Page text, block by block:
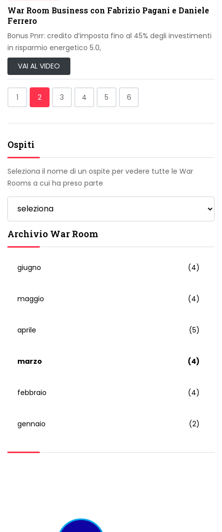
War Room Business con Fabrizio Pagani e Daniele
Ferrero
Bonus Pnrr: credito d’imposta fino al 45% degli investimenti
in risparmio energetico 5.0,
VAI AL VIDEO
1 2 3 4 5 6
Ospiti
Seleziona il nome di un ospite per vedere tutte le War
Rooms a cui ha preso parte
Archivio War Room
giugno (4)
maggio (4)
aprile (5)
marzo (4)
febbraio (4)
gennaio (2)